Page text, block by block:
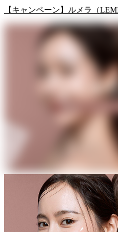
【キャンペーン】ルメラ（